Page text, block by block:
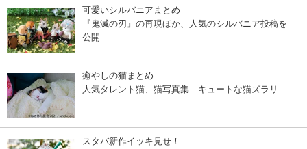
可愛いシルバニアまとめ
『鬼滅の刃』の再現ほか、人気のシルバニア投稿を
公開
癒やしの猫まとめ
人気タレント猫、猫写真集…キュートな猫ズラリ
スタバ新作イッキ見せ！